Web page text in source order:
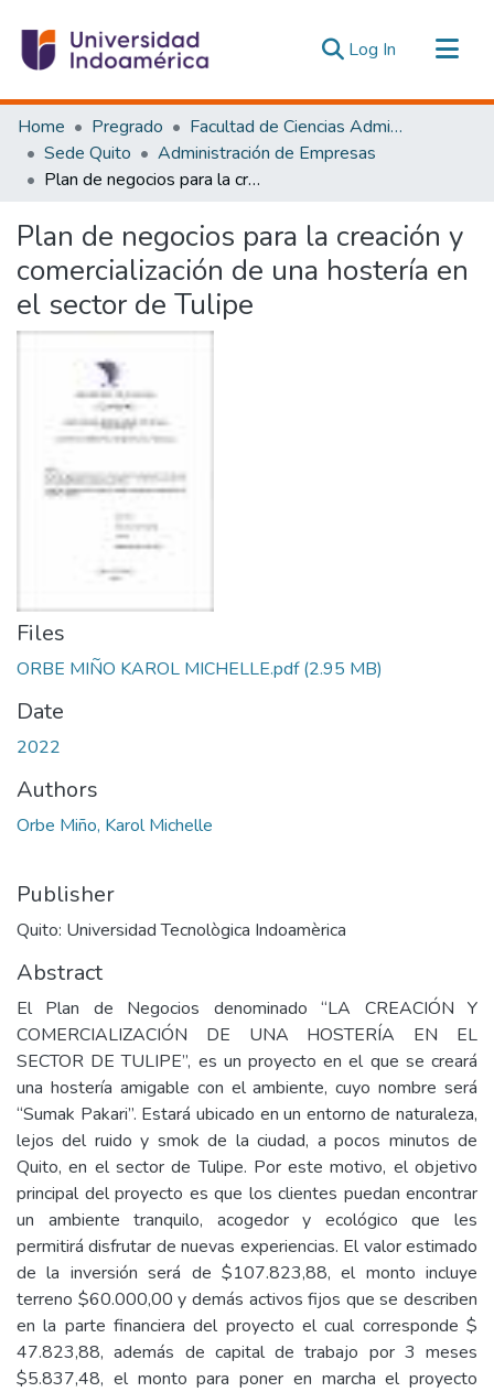
Log In (current)
Communities & Collections
All of DSpace
Statistics
Home Pregrado
Facultad de Ciencias Administrativas y Económicas
Sede Quito
Administración de Empresas
Plan de negocios para la creación y comercialización de una hostería en el sector de Tulipe
Plan de negocios para la creación y
comercialización de una hostería en
el sector de Tulipe
Files
ORBE MIÑO KAROL MICHELLE.pdf(2.95 MB)
Date
2022
Authors
Orbe Miño, Karol Michelle
Publisher
Quito: Universidad Tecnològica Indoamèrica
Abstract
El Plan de Negocios denominado “LA CREACIÓN Y
COMERCIALIZACIÓN DE UNA HOSTERÍA EN EL
SECTOR DE TULIPE”, es un proyecto en el que se creará
una hostería amigable con el ambiente, cuyo nombre será
“Sumak Pakari”. Estará ubicado en un entorno de naturaleza,
lejos del ruido y smok de la ciudad, a pocos minutos de
Quito, en el sector de Tulipe. Por este motivo, el objetivo
principal del proyecto es que los clientes puedan encontrar
un ambiente tranquilo, acogedor y ecológico que les
permitirá disfrutar de nuevas experiencias. El valor estimado
de la inversión será de $107.823,88, el monto incluye
terreno $60.000,00 y demás activos fijos que se describen
en la parte financiera del proyecto el cual corresponde $
47.823,88, además de capital de trabajo por 3 meses
$5.837,48, el monto para poner en marcha el proyecto